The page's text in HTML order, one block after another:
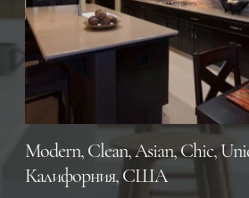
Modern, Clean, Asian, Chic,
Калифорния, CША